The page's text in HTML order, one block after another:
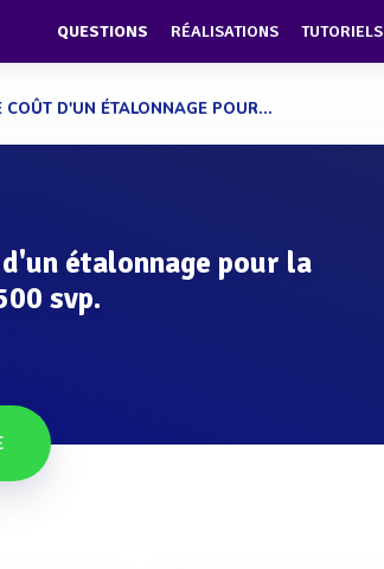
QUESTIONS RÉALISATIONS TUTORIELS
D'UN ÉTALONNAGE POUR...
étalonnage pour la
svp.